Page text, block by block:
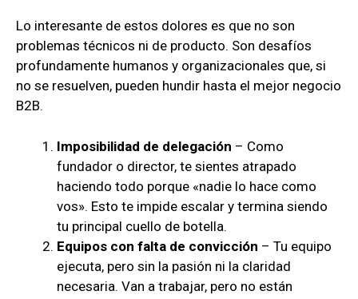
Lo interesante de estos dolores es que no son
problemas técnicos ni de producto. Son desafíos
profundamente humanos y organizacionales que, si
no se resuelven, pueden hundir hasta el mejor negocio
B2B.
Imposibilidad de delegación – Como
fundador o director, te sientes atrapado
haciendo todo porque «nadie lo hace como
vos». Esto te impide escalar y termina siendo
tu principal cuello de botella.
Equipos con falta de convicción – Tu equipo
ejecuta, pero sin la pasión ni la claridad
necesaria. Van a trabajar, pero no están